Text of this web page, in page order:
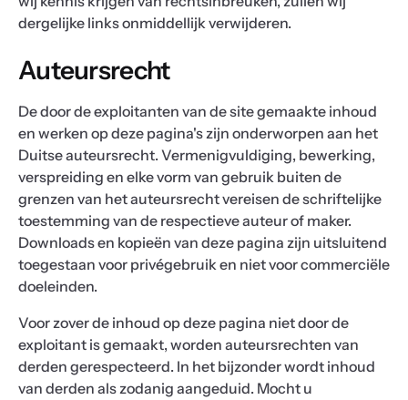
dergelijke links onmiddellijk verwijderen.
Auteursrecht
De door de exploitanten van de site gemaakte inhoud
en werken op deze pagina's zijn onderworpen aan het
Duitse auteursrecht. Vermenigvuldiging, bewerking,
verspreiding en elke vorm van gebruik buiten de
grenzen van het auteursrecht vereisen de schriftelijke
toestemming van de respectieve auteur of maker.
Downloads en kopieën van deze pagina zijn uitsluitend
toegestaan voor privégebruik en niet voor commerciële
doeleinden.
Voor zover de inhoud op deze pagina niet door de
exploitant is gemaakt, worden auteursrechten van
derden gerespecteerd. In het bijzonder wordt inhoud
van derden als zodanig aangeduid. Mocht u